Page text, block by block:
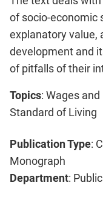
of socio-economic
explanatory value,
development and
of pitfalls of their
Topics: Wages
Standard of Living
Publication Type:
Monograph
Department: